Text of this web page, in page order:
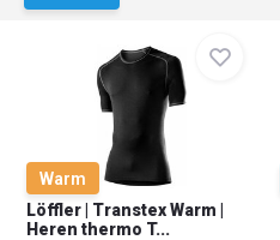
Warm
Löffler | Transtex Warm |
Heren thermo T...